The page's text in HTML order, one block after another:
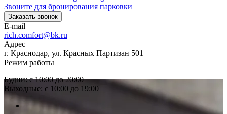
Звоните для бронирования парковки
Заказать звонок
E-mail
rich.comfort@bk.ru
Адрес
г. Краснодар, ул. Красных Партизан 501
Режим работы
Будни: с 10:00 до 20:00
Выходные: с 10:00 до 19:00